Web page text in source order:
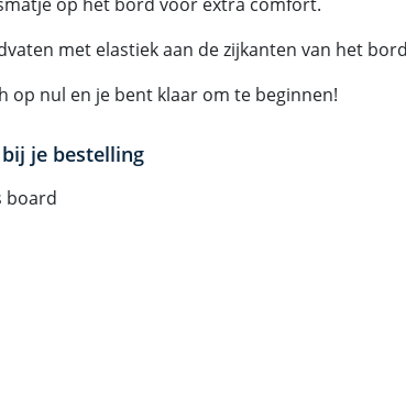
met elastiek aan de zijkanten van het
op nul en je bent klaar om te beginnen!
je bestelling
board